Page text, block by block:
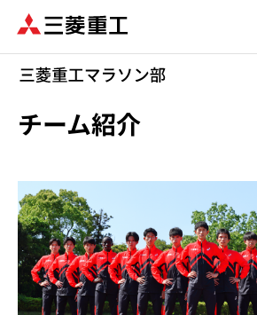
ン
チーム紹介